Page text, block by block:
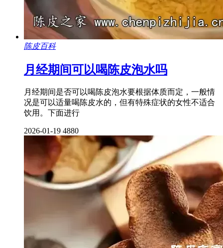
陈皮百科
月经期间可以喝陈皮泡水吗
月经期间是否可以喝陈皮泡水要根据体质而定，一般情
况是可以适量喝陈皮水的，但有特殊症状的女性不适合
饮用。下面进行
2026-01-19 4880